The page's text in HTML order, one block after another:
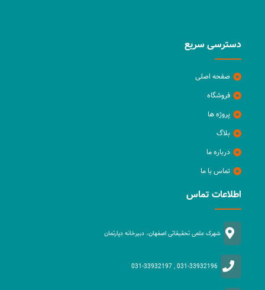
دسترسی سریع
صفحه اصلی
فروشگاه
پروژه ها
بلاگ
درباره ما
تماس با ما
اطلاعات تماس
شهرک علمی تحقیقاتی اصفهان، دبیرخانه دپارتمان
031-33932196 , 031-33932197